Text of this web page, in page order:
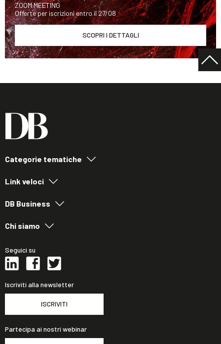
ZOOM MEETING
Offerte per iscrizioni entro il 27/08
SCOPRI I DETTAGLI
Categorie tematiche
Link veloci
DB Business
Chi siamo
Seguici su
Iscriviti alla newsletter
ISCRIVITI
Partecipa ai nostri webinar